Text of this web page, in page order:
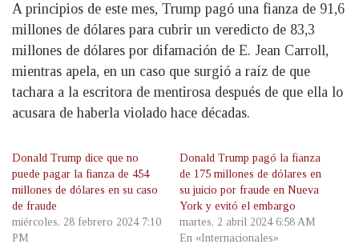
A principios de este mes, Trump pagó una fianza de 91,6
millones de dólares para cubrir un veredicto de 83,3
millones de dólares por difamación de E. Jean Carroll,
mientras apela, en un caso que surgió a raíz de que
tachara a la escritora de mentirosa después de que ella lo
acusara de haberla violado hace décadas.
Donald Trump dice que no
puede pagar la fianza de 454
millones de dólares en su caso
de fraude
miércoles, 28 febrero 2024 7:10
PM
Donald Trump pagó la fianza
de 175 millones de dólares en
su juicio por fraude en Nueva
York y evitó el embargo
martes, 2 abril 2024 6:58 AM
En «Internacionales»